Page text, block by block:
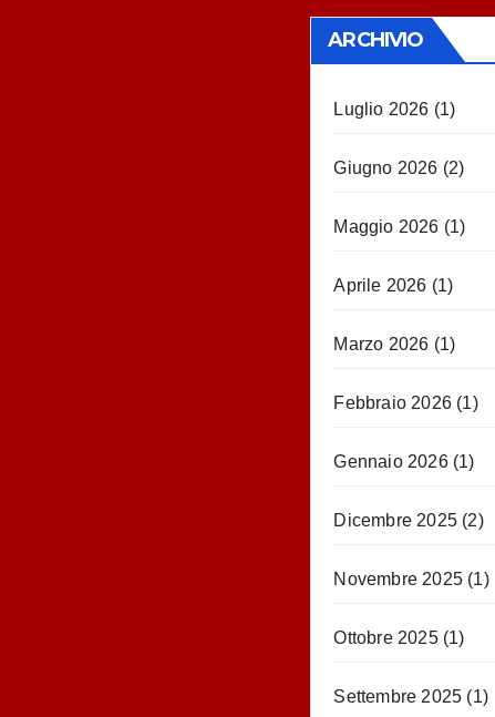
ARCHIVIO
Luglio 2026 (1)
Giugno 2026 (2)
Maggio 2026 (1)
Aprile 2026 (1)
Marzo 2026 (1)
Febbraio 2026(1)
Gennaio 2026(1)
Dicembre 2025(2)
Novembre 2025(1)
Ottobre 2025(1)
Settembre 2025 (1)